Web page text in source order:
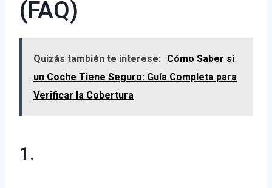
(FAQ)
Quizás también te interese:
Cómo Saber si
un Coche Tiene Seguro: Guía Completa para
Verificar la Cobertura
1.